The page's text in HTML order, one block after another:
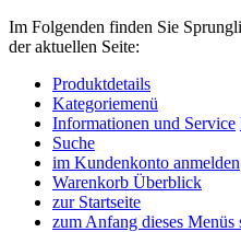
Im Folgenden finden Sie
der aktuellen Seite:
Produktdetails
Kategoriemenü
Informationen und Service
Suche
im Kundenkonto anmelden
Warenkorb Überblick
zur Startseite
zum Anfang dieses Menüs